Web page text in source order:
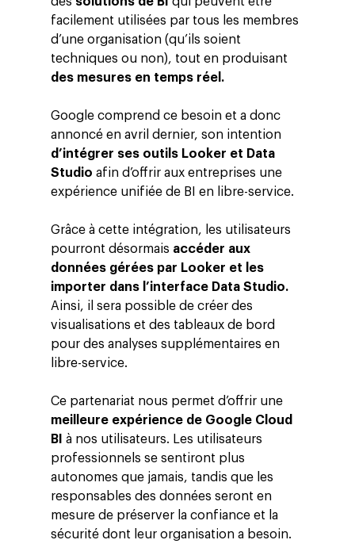
facilement utilisées par tous les membres
d’une organisation (qu’ils soient
techniques ou non), tout en produisant
des mesures en temps réel.
Google comprend ce besoin et a donc
annoncé en avril dernier, son intention
d’intégrer ses outils Looker et Data
Studio afin d’offrir aux entreprises une
expérience unifiée de BI en libre-service.
Grâce à cette intégration, les utilisateurs
pourront désormais accéder aux
données gérées par Looker et les
importer dans l’interface Data Studio.
Ainsi, il sera possible de créer des
visualisations et des tableaux de bord
pour des analyses supplémentaires en
libre-service.
Ce partenariat nous permet d’offrir une
meilleure expérience de Google Cloud
BIà nos utilisateurs. Les utilisateurs
professionnels se sentiront plus
autonomes que jamais, tandis que les
responsables des données seront en
mesure de préserver la confiance et la
sécurité dont leur organisation a besoin.